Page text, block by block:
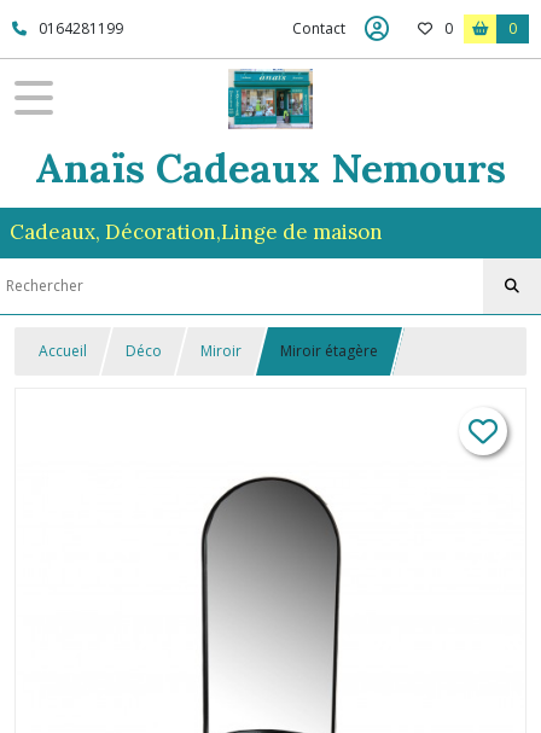
0164281199 Contact 0 0
Anaïs Cadeaux Nemours
Cadeaux, Décoration,Linge de maison
Accueil Déco Miroir Miroir étagère